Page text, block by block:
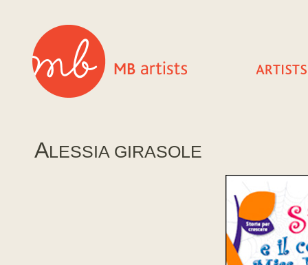
ALESSIA GIRASOLE